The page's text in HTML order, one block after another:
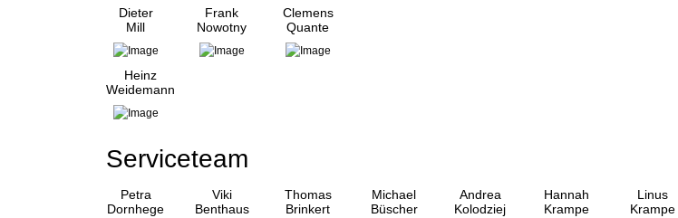
Dieter
Mill
Heinz
Weidemann
Frank
Nowotny
Clemens
Quante
Serviceteam
Petra
Dornhege
Viki
Benthaus
Thomas
Brinkert
Michael
Büscher
Andrea
Kolodziej
Hannah
Krampe
Linus
Krampe